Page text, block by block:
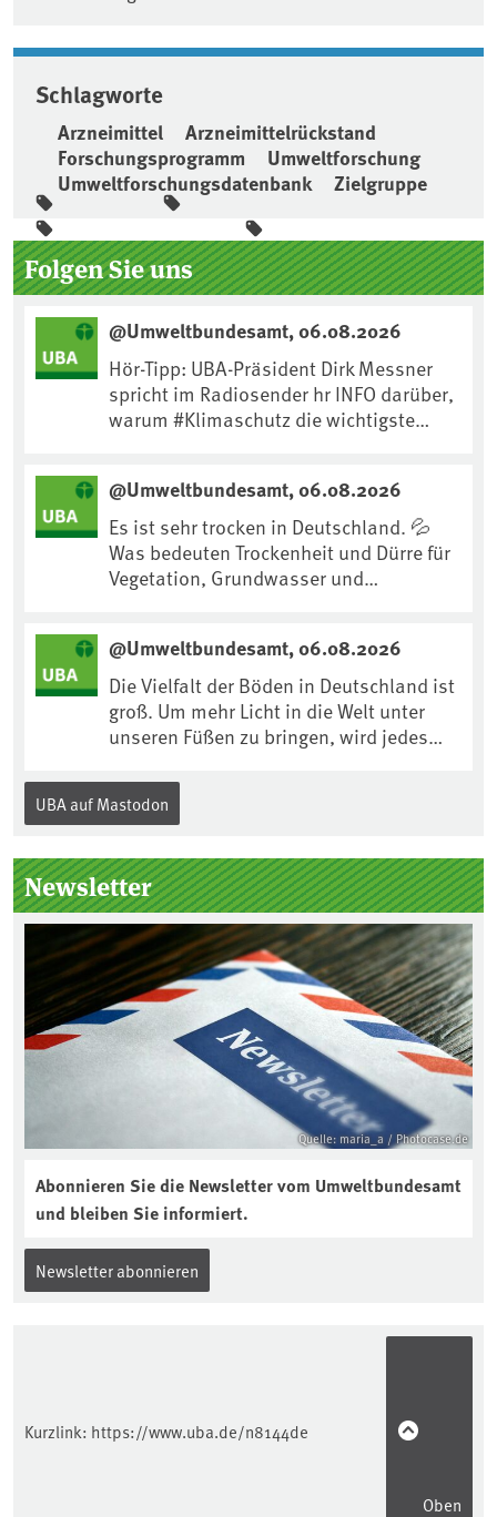
Schlagworte
Arzneimittel
Arzneimittelrückstand
Forschungsprogramm
Umweltforschung
Umweltforschungsdatenbank
Zielgruppe
Seitenleiste
Folgen Sie uns
@Umweltbundesamt, 06.08.2026
Hör-Tipp: UBA-Präsident Dirk Messner
spricht im Radiosender hr INFO darüber,
warum #Klimaschutz die wichtigste
https://www.ardsounds.de/episode/urn
:ard:episode:0e7cf1c4b819c26d/
@Umweltbundesamt, 06.08.2026
Es ist sehr trocken in Deutschland. 💦
Was bedeuten Trockenheit und Dürre für
Vegetation, Grundwasser und
anpassen?🤔Antworten auf diese und
weitere Fragen auf unserer Webseite:
www.uba.de/trockenheit #Trockenheit
#Klimawandel
@Umweltbundesamt, 06.08.2026
Die Vielfalt der Böden in Deutschland ist
groß. Um mehr Licht in die Welt unter
unseren Füßen zu bringen, wird jedes
Internationalen Tag des Bodens, der
„Boden des Jahres“ vorgestellt. Das UBA
Kuratorium, wie wird der Boden des
Jahres ausgewählt und was passiert
eigentlich während eines solchen
Bodenjahres? Infos dazu gibt es im
aktuellen Podcast „Soilcast“. Jetzt
reinhören:
https://soilcast.de/interview/sc202-
interview-die-kuer-der-krume/
UBA auf Mastodon
Newsletter
Quelle: maria_a / Photocase.de
Abonnieren Sie die Newsletter vom Umweltbundesamt
und bleiben Sie informiert.
Newsletter abonnieren
Kurzlink: https://www.uba.de/n8144de
Oben